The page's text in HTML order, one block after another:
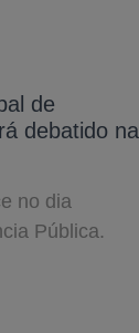
de
debatido na
no dia
Pública.